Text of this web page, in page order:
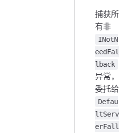
捕获所
有非
INotN
eedFal
lback
异常，
委托给
Defau
ltServ
erFall